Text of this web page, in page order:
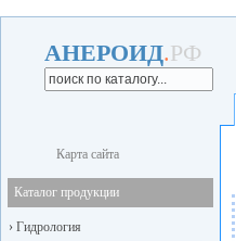
АНЕРОИД.РФ
Карта сайта
Каталог продукции
› Гидрология